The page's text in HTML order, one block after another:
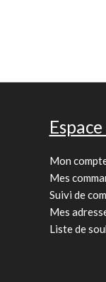
Mon
Mes
Suivi de
Mes
Liste de